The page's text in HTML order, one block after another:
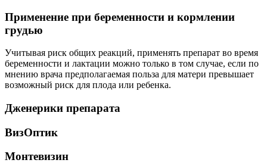
Применение при беременности и кормлении
грудью
Учитывая риск общих реакций, применять препарат во время
беременности и лактации можно только в том случае, если по
мнению врача предполагаемая польза для матери превышает
возможный риск для плода или ребенка.
Дженерики препарата
ВизОптик
Монтевизин